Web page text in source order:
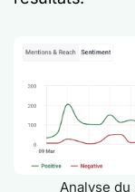
Analyse